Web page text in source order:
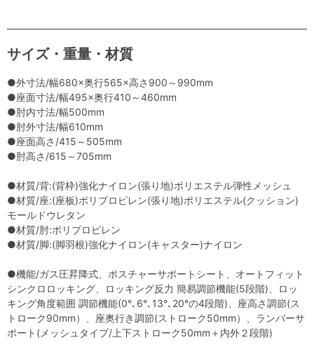
サイズ・重量・材質
●外寸法/幅680×奥行565×高さ900～990mm
●座面寸法/幅495×奥行410～460mm
●肘内寸法/幅500mm
●肘外寸法/幅610mm
●座面高さ/415～505mm
●肘高さ/615～705mm
●材質/背:(背枠)強化ナイロン(張り地)ポリエステル弾性メッシュ
●材質/座:(座板)ポリプロピレン(張り地)ポリエステル(クッション)
モールドウレタン
●材質/肘:ポリプロピレン
●材質/脚:(脚羽根)強化ナイロン(キャスター)ナイロン
●機能/ガス圧昇降式、ポスチャーサポートシート、オートフィット
シンクロロッキング、ロッキング反力 簡易調節機能(5段階)、ロッ
キング角度範囲 調節機能(0°､6°､13°､20°の4段階)、座高さ調節(ス
トローク90mm）、座奥行き調節(ストローク50mm）、ランバーサ
ポート(メッシュタイプ/上下ストローク50mm＋内外２段階)